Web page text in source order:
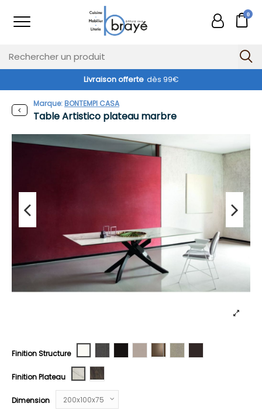
0
Livraison offerte dès 99€
Table Artistico plateau marbre
Marque:BONTEMPI CASA
Finition Structure Gris clairLaiton foncé
Finition Plateau Supermarbre blanc opaque
Supermarbre noir désir brillant
Dimension